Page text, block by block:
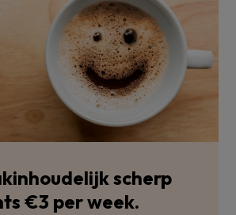
scherp
€3 per week.